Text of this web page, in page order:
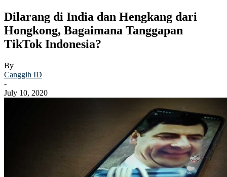
Dilarang di India dan Hengkang dari
Hongkong, Bagaimana Tanggapan
TikTok Indonesia?
By
Canggih ID
-
July 10, 2020